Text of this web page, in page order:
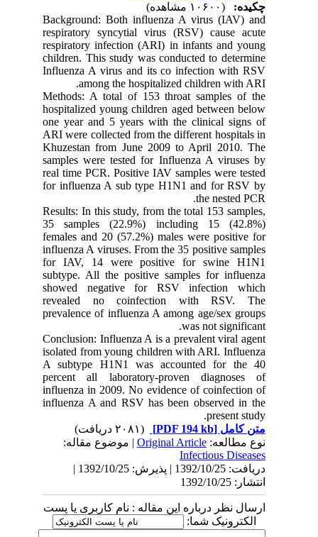
چکیده:
Background: Both influenza A virus (IAV) and
respiratory syncytial virus (RSV) cause acute
respiratory infection (ARI) in infants and young
children. This study was conducted to determine
Influenza A virus and its co infection with RSV
among the hospitalized children with ARI.
Methods: A total of 153 throat samples of the
hospitalized young children aged between below
one year and 5 years with the clinical signs of
ARI were collected from the different hospitals in
Khuzestan from June 2009 to April 2010. The
samples were tested for Influenza A viruses by
real time PCR. Positive IAV samples were tested
for influenza A sub type H1N1 and for RSV by
the nested PCR.
Results: In this study, from the total 153 samples,
35 samples (22.9%) including 15 (42.8%)
females and 20 (57.2%) males were positive for
influenza A viruses. From the 35 positive samples
for IAV, 14 were positive for swine H1N1
subtype. All the positive samples for influenza
showed negative for RSV infection which
revealed no coinfection with RSV. The
prevalence of influenza A among age/sex groups
was not significant.
Conclusion: Influenza A is a prevalent viral agent
isolated from young children with ARI. Influenza
A subtype H1N1 was accounted for the 40
percent all laboratory-proven diagnoses of
influenza in 2009. No evidence of coinfection of
influenza A and RSV has been observed in the
present study.
متن کامل[PDF 194 kb]
نوع مطالعه:Original Article| موضوع مقاله:
Infectious Diseases
دریافت: 1392/10/25 | پذیرش: 1392/10/25 |
انتشار: 1392/10/25
ارسال نظر درباره این مقاله : نام کاربری یا پست
الکترونیک شما: